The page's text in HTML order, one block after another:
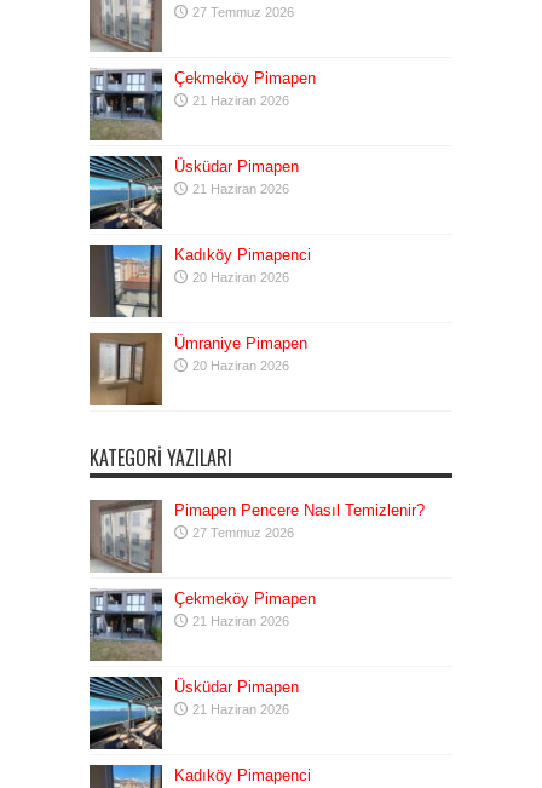
27 Temmuz 2026
Çekmeköy Pimapen
21 Haziran 2026
Üsküdar Pimapen
21 Haziran 2026
Kadıköy Pimapenci
20 Haziran 2026
Ümraniye Pimapen
20 Haziran 2026
KATEGORI YAZILARI
Pimapen Pencere Nasıl Temizlenir?
27 Temmuz 2026
Çekmeköy Pimapen
21 Haziran 2026
Üsküdar Pimapen
21 Haziran 2026
Kadıköy Pimapenci